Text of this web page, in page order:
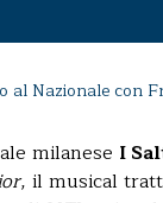
al Nazionale con
milanese I
, il musical